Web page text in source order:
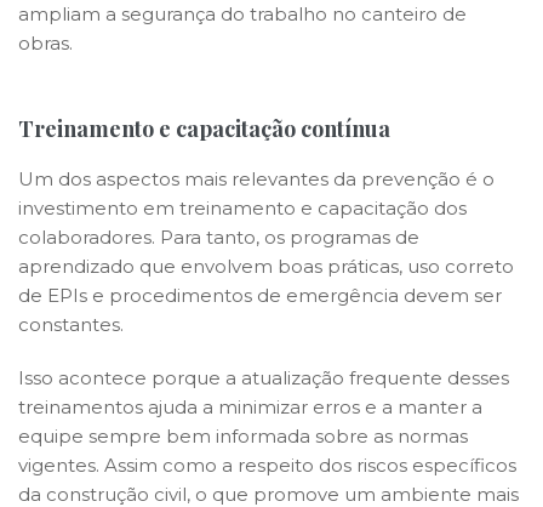
ampliam a segurança do trabalho no canteiro de
obras.
Treinamento e capacitação contínua
Um dos aspectos mais relevantes da prevenção é o
investimento em treinamento e capacitação dos
colaboradores. Para tanto, os programas de
aprendizado que envolvem boas práticas, uso correto
de EPIs e procedimentos de emergência devem ser
constantes.
Isso acontece porque a atualização frequente desses
treinamentos ajuda a minimizar erros e a manter a
equipe sempre bem informada sobre as normas
vigentes. Assim como a respeito dos riscos específicos
da construção civil, o que promove um ambiente mais